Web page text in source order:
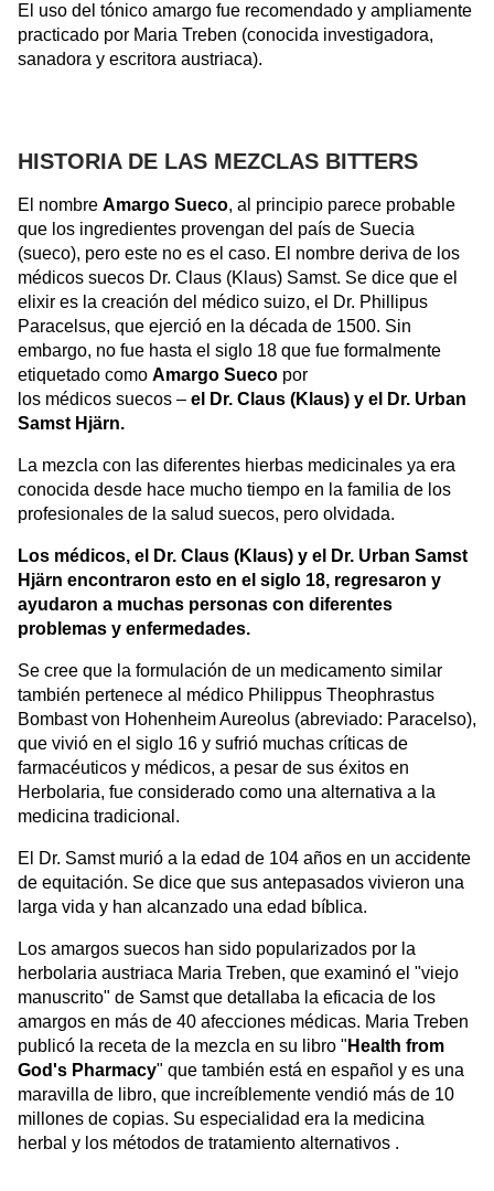
El uso del tónico amargo fue recomendado y ampliamente
practicado por Maria Treben (conocida investigadora,
sanadora y escritora austriaca).
HISTORIA DE LAS MEZCLAS BITTERS
El nombre Amargo Sueco, al principio parece probable
que los ingredientes provengan del país de Suecia
(sueco), pero este no es el caso. El nombre deriva de los
médicos suecos Dr. Claus (Klaus) Samst. Se dice que el
elixir es la creación del médico suizo, el Dr. Phillipus
Paracelsus, que ejerció en la década de 1500. Sin
embargo, no fue hasta el siglo 18 que fue formalmente
etiquetado como Amargo Sueco por
los médicos suecos – el Dr. Claus (Klaus) y el Dr. Urban
Samst Hjärn.
La mezcla con las diferentes hierbas medicinales ya era
conocida desde hace mucho tiempo en la familia de los
profesionales de la salud suecos, pero olvidada.
Los médicos, el Dr. Claus (Klaus) y el Dr. Urban Samst
Hjärn encontraron esto en el siglo 18, regresaron y
ayudaron a muchas personas con diferentes
problemas y enfermedades.
Se cree que la formulación de un medicamento similar
también pertenece al médico Philippus Theophrastus
Bombast von Hohenheim Aureolus (abreviado: Paracelso),
que vivió en el siglo 16 y sufrió muchas críticas de
farmacéuticos y médicos, a pesar de sus éxitos en
Herbolaria, fue considerado como una alternativa a la
medicina tradicional.
El Dr. Samst murió a la edad de 104 años en un accidente
de equitación. Se dice que sus antepasados vivieron una
larga vida y han alcanzado una edad bíblica.
Los amargos suecos han sido popularizados por la
herbolaria austriaca Maria Treben, que examinó el "viejo
manuscrito" de Samst que detallaba la eficacia de los
amargos en más de 40 afecciones médicas. Maria Treben
publicó la receta de la mezcla en su libro " Health from
God's Pharmacy" que también está en español y es una
maravilla de libro, que increíblemente vendió más de 10
millones de copias. Su especialidad era la medicina
herbal y los métodos de tratamiento alternativos .